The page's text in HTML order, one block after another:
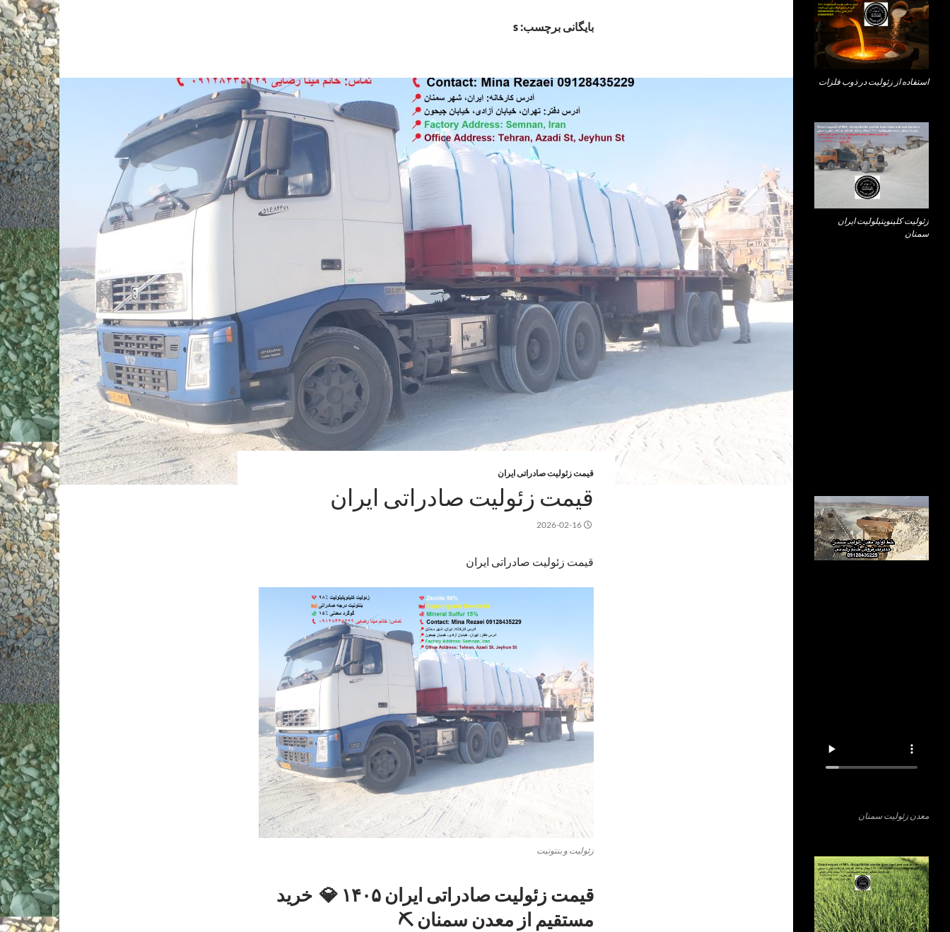
بایگانی برچسب: s
قیمت زئولیت صادراتی ایران
قیمت زئولیت صادراتی ایران
2026-02-16
قیمت زئولیت صادراتی ایران
زئولیت و بنتونیت
قیمت زئولیت صادراتی ایران ۱۴۰۵ 💎 خرید
مستقیم از معدن سمنان ⛏️
استفاده از زئولیت در ذوب فلزات
زئولیت کلینوپتیلولیت ایران
سمنان
معدن زئولیت سمنان